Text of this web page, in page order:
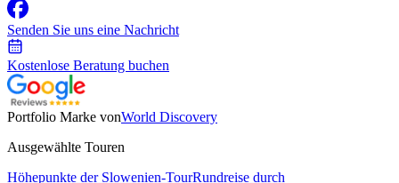
Senden Sie uns eine Nachricht
Kostenlose Beratung buchen
Portfolio Marke vonWorld Discovery
Ausgewählte Touren
Höhepunkte der Slowenien-TourRundreise durch